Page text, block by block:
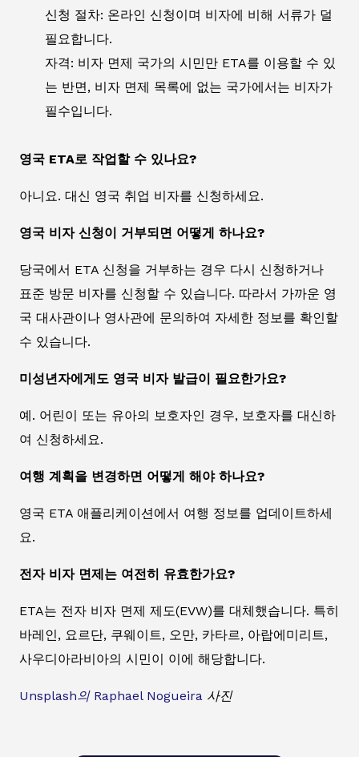
신청 절차: 온라인 신청이며 비자에 비해 서류가 덜
필요합니다.
자격: 비자 면제 국가의 시민만 ETA를 이용할 수 있
는 반면, 비자 면제 목록에 없는 국가에서는 비자가
필수입니다.
영국 ETA로 작업할 수 있나요?
아니요. 대신 영국 취업 비자를 신청하세요.
영국 비자 신청이 거부되면 어떻게 하나요?
당국에서 ETA 신청을 거부하는 경우 다시 신청하거나
표준 방문 비자를 신청할 수 있습니다. 따라서 가까운 영
국 대사관이나 영사관에 문의하여 자세한 정보를 확인할
수 있습니다.
미성년자에게도 영국 비자 발급이 필요한가요?
예. 어린이 또는 유아의 보호자인 경우, 보호자를 대신하
여 신청하세요.
여행 계획을 변경하면 어떻게 해야 하나요?
영국 ETA 애플리케이션에서 여행 정보를 업데이트하세
요.
전자 비자 면제는 여전히 유효한가요?
ETA는 전자 비자 면제 제도(EVW)를 대체했습니다. 특히
바레인, 요르단, 쿠웨이트, 오만, 카타르, 아랍에미리트,
사우디아라비아의 시민이 이에 해당합니다.
Unsplash의 Raphael Nogueira 사진